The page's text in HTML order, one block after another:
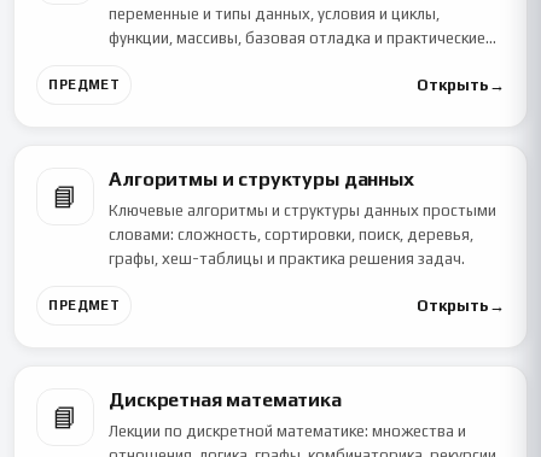
переменные и типы данных, условия и циклы,
функции, массивы, базовая отладка и практические
ПРЕДМЕТ Открыть →
📘
Алгоритмы и структуры данных
Ключевые алгоритмы и структуры данных простыми
словами: сложность, сортировки, поиск, деревья,
графы, хеш-таблицы и практика решения задач.
ПРЕДМЕТ Открыть →
📘
Дискретная математика
Лекции по дискретной математике: множества и